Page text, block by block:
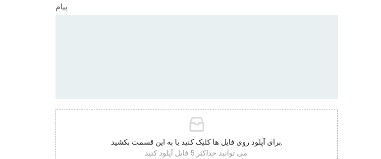
پیام
برای آپلود روی فایل ها کلیک کنید یا به این قسمت بکشید.
می توانید حداکثر 5 فایل آپلود کنید.